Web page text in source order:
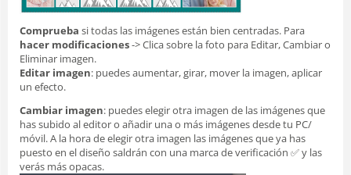
Comprueba si todas las imágenes están bien centradas. Para
hacer modificaciones-> Clica sobre la foto para Editar, Cambiar o
Eliminar imagen.
Editar imagen: puedes aumentar, girar, mover la imagen, aplicar
un efecto.
Cambiar imagen: puedes elegir otra imagen de las imágenes que
has subido al editor o añadir una o más imágenes desde tu PC/
móvil. A la hora de elegir otra imagen las imágenes que ya has
puesto en el diseño saldrán con una marca de verificación ✅ y las
verás más opacas.